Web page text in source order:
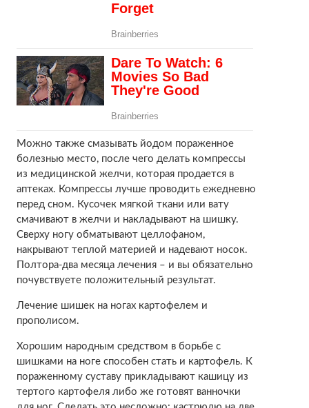
Можно также смазывать йодом пораженное
болезнью место, после чего делать компрессы
из медицинской желчи, которая продается в
аптеках. Компрессы лучше проводить ежедневно
перед сном. Кусочек мягкой ткани или вату
смачивают в желчи и накладывают на шишку.
Сверху ногу обматывают целлофаном,
накрывают теплой материей и надевают носок.
Полтора-два месяца лечения – и вы обязательно
почувствуете положительный результат.
Лечение шишек на ногах картофелем и
прополисом.
Хорошим народным средством в борьбе с
шишками на ноге способен стать и картофель. К
пораженному суставу прикладывают кашицу из
тертого картофеля либо же готовят ванночки